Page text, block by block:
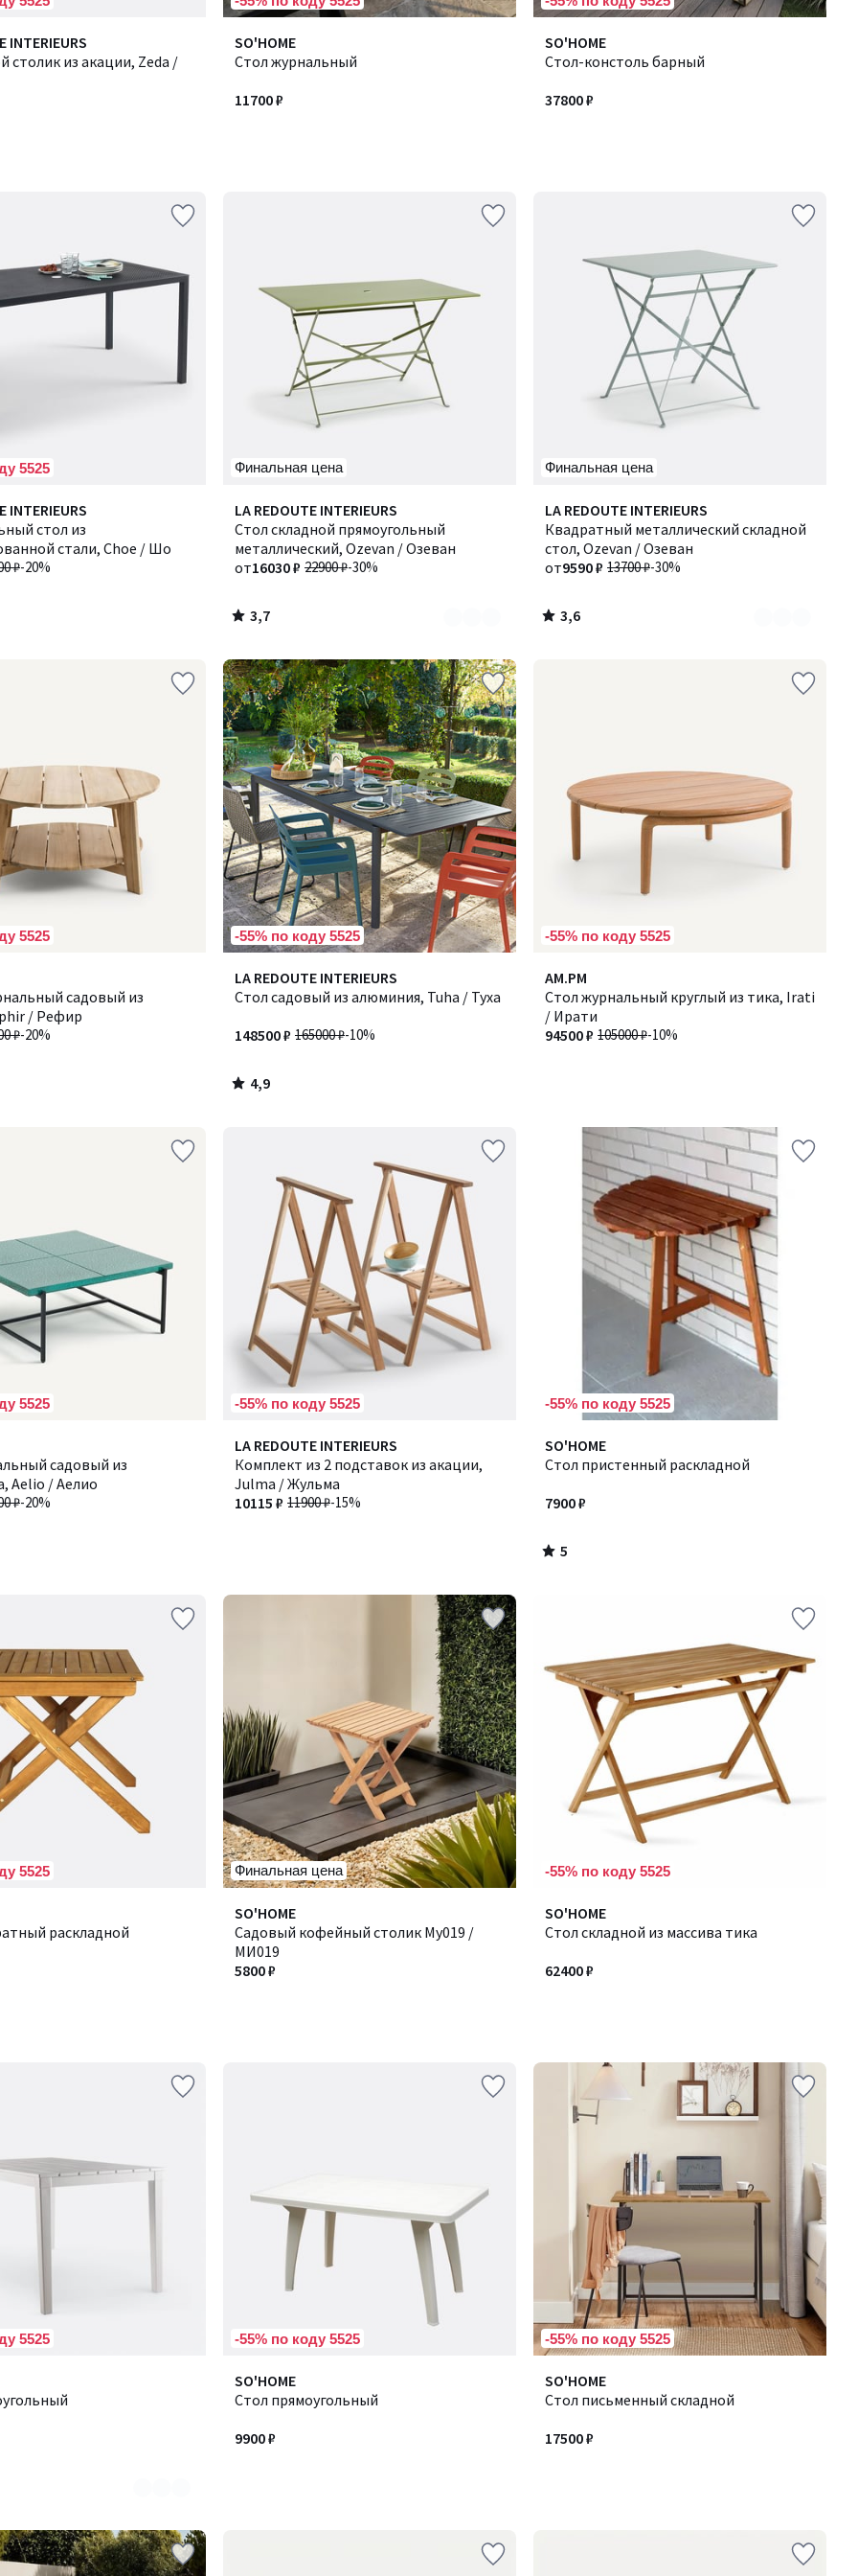
INTERIEURS
столик из акации, Zeda /
SO'HOME
Стол журнальный
11700 ₽
SO'HOME
Стол-констоль барный
37800 ₽
5525
INTERIEURS
стол из
стали, Choe / Шо
₽-20%
Финальная цена
LA REDOUTE INTERIEURS
Стол складной прямоугольный
металлический, Ozevan / Озеван
22900 ₽-30%
от16030 ₽
3,7
/ 5
Количество
цветов:
2
3,7
/
Финальная цена
LA REDOUTE INTERIEURS
Квадратный металлический складной
стол, Ozevan / Озеван
13700 ₽-30%
от9590 ₽
3,6
/ 5
Количество
цветов:
2
3,6
/
5525
садовый из
/ Рефир
₽-20%
-55% по коду 5525
LA REDOUTE INTERIEURS
Стол садовый из алюминия, Tuha / Туха
165000 ₽-10%
148500 ₽
4,9
/ 5
4,9
/
-55% по коду 5525
AM.PM
Стол журнальный круглый из тика, Irati
/ Ирати
105000 ₽-10%
94500 ₽
5525
садовый из
Aelio / Аелио
₽-20%
-55% по коду 5525
LA REDOUTE INTERIEURS
Комплект из 2 подставок из акации,
Julma / Жульма
11900 ₽-15%
10115 ₽
-55% по коду 5525
SO'HOME
Стол пристенный раскладной
7900 ₽
5
/
5
/
5525
раскладной
Финальная цена
SO'HOME
Садовый кофейный столик My019 /
МИ019
5800 ₽
-55% по коду 5525
SO'HOME
Стол складной из массива тика
62400 ₽
5525 -55% по коду 5525
SO'HOME
Стол прямоугольный
9900 ₽
-55% по коду 5525
SO'HOME
Стол письменный складной
17500 ₽